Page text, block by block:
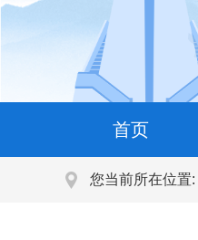
首页
您当前所在位置: